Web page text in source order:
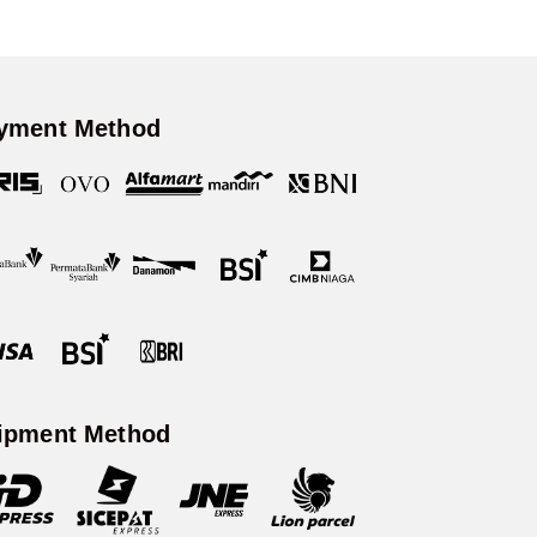
Method
Method